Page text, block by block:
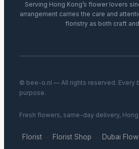
Serving Hong Kong’s flower lovers
arrangement carries the care and
floristry as both craft
© bee-o.nl — All rights reserved. Every
purpose.
Fresh flowers, same-day delivery,
Florist · Florist Shop · Dubai